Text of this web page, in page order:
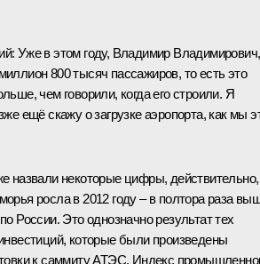
Уже в этом году, Владимир Владимирович,
800 тысяч пассажиров, то есть это
чем говорили, когда его строили. Я
ещё скажу о загрузке аэропорта, как мы
назвали некоторые цифры, действительно,
росла в 2012 году – в полтора раза
России. Это однозначно результат тех
которые были произведены
к саммиту АТЭС. Индекс